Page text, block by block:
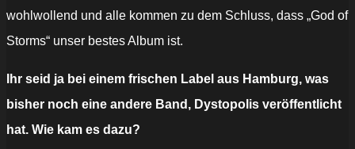
wohlwollend und alle kommen zu dem Schluss, dass „God of
Storms“ unser bestes Album ist.
Ihr seid ja bei einem frischen Label aus Hamburg, was
bisher noch eine andere Band, Dystopolis veröffentlicht
hat. Wie kam es dazu?